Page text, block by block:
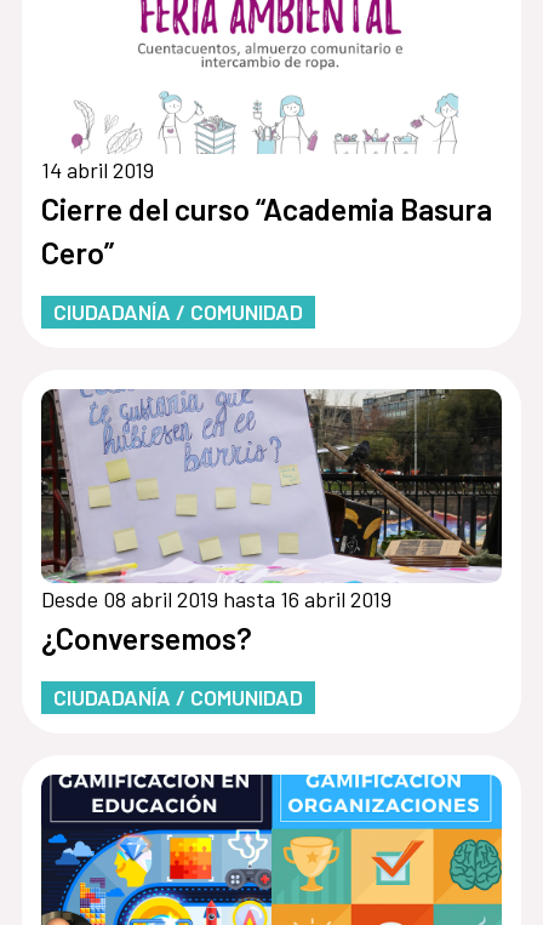
14 abril 2019
Cierre del curso “Academia Basura
Cero”
CIUDADANÍA / COMUNIDAD
Desde 08 abril 2019 hasta 16 abril 2019
¿Conversemos?
CIUDADANÍA / COMUNIDAD